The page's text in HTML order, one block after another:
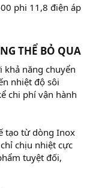
phi 11,8 điện áp
THỂ BỎ QUA​
khả năng chuyển
nhiệt độ sôi
chi phí vận hành
tạo từ dòng Inox
chịu nhiệt cực
tuyệt đối,